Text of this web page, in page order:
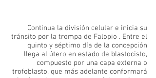
Continua la división celular e inicia su
tránsito por la trompa de Falopio . Entre el
quinto y séptimo día de la concepción
llega al útero en estado de blastocisto,
compuesto por una capa externa o
trofoblasto, que más adelante conformará